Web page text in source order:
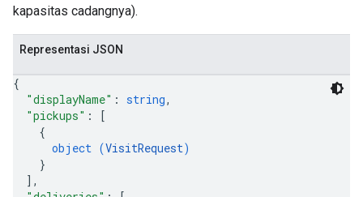
kapasitas cadangnya).
Representasi JSON
{
"displayName" : string,
"pickups" :
[
{
object (VisitRequest)
}
] ,